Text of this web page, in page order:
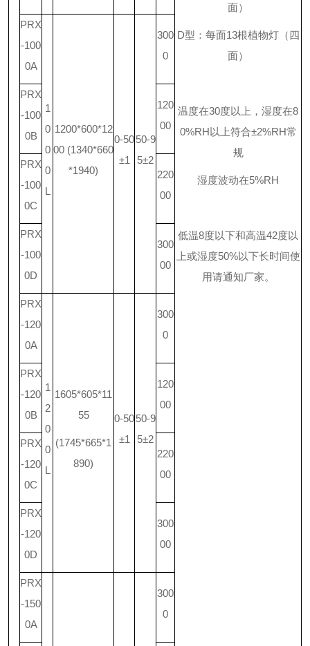
面）
D型：每面13根植物灯（四
面）
温度在30度以上，湿度在8
0%RH以上符合±2%RH常
规
湿度波动在5%RH
低温8度以下和高温42度以
上或湿度50%以下长时间使
用请通知厂家。
PRX
-100
0A
1
0
0
0
L
1200*600*12
00 (1340*660
*1940)
0-50
±1
50-9
5±2
300
0
PRX
-100
0B
120
00
PRX
-100
0C
220
00
PRX
-100
0D
300
00
PRX
-120
0A
1
2
0
0
L
1605*605*11
55
(1745*665*1
890)
0-50
±1
50-9
5±2
300
0
PRX
-120
0B
120
00
PRX
-120
0C
220
00
PRX
-120
0D
300
00
PRX
-150
0A
300
0